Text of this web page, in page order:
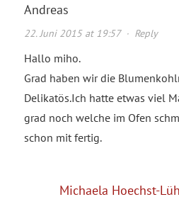
Andreas
22. Juni 2015 at 19:57· Reply
Hallo miho.
Grad haben wir die
Delikatös.Ich hatte etwas viel
grad noch welche im Ofen
schon mit fertig.
Michaela Hoechst-